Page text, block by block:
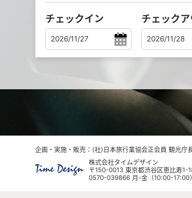
チェックイン チェックア
企画・実施・販売：(社)日本旅行業協会正会員 観光庁
株式会社タイムデザイン
〒150-0013 東京都渋谷区恵比寿1-
0570-039866 月-金（10:00-17:00